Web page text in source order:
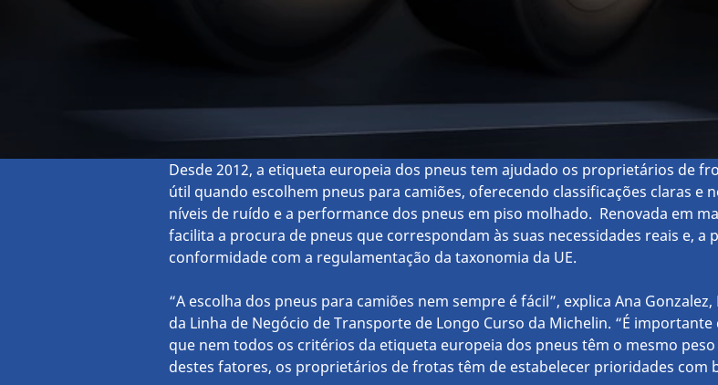
Desde 2012, a etiqueta europeia dos pneus tem ajudado os proprietários de
útil quando escolhem pneus para camiões, oferecendo classificações claras e
níveis de ruído e a performance dos pneus em piso molhado. Renovada em
facilita a procura de pneus que correspondam às suas necessidades reais e, a
conformidade com a regulamentação da taxonomia da UE.
“A escolha dos pneus para camiões nem sempre é fácil”, explica Ana
da Linha de Negócio de Transporte de Longo Curso da Michelin. “É
que nem todos os critérios da etiqueta europeia dos pneus têm o mesmo
destes fatores, os proprietários de frotas têm de estabelecer prioridades com